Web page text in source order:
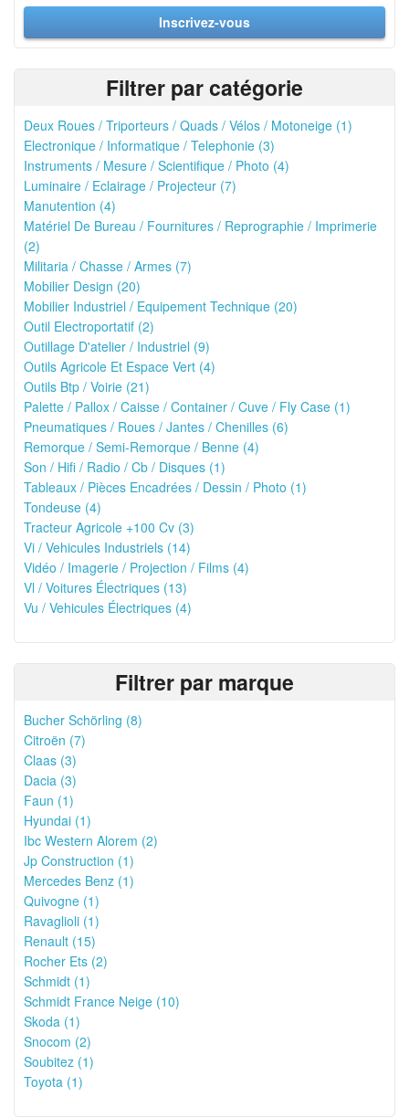
Inscrivez-vous
Filtrer par catégorie
Deux Roues / Triporteurs / Quads / Vélos / Motoneige (1)
Electronique / Informatique / Telephonie (3)
Instruments / Mesure / Scientifique / Photo (4)
Luminaire / Eclairage / Projecteur (7)
Manutention (4)
Matériel De Bureau / Fournitures / Reprographie / Imprimerie
(2)
Militaria / Chasse / Armes (7)
Mobilier Design (20)
Mobilier Industriel / Equipement Technique (20)
Outil Electroportatif (2)
Outillage D'atelier / Industriel (9)
Outils Agricole Et Espace Vert (4)
Outils Btp / Voirie (21)
Palette / Pallox / Caisse / Container / Cuve / Fly Case (1)
Pneumatiques / Roues / Jantes / Chenilles (6)
Remorque / Semi-Remorque / Benne (4)
Son / Hifi / Radio / Cb / Disques (1)
Tableaux / Pièces Encadrées / Dessin / Photo (1)
Tondeuse (4)
Tracteur Agricole +100 Cv (3)
Vi / Vehicules Industriels (14)
Vidéo / Imagerie / Projection / Films (4)
Vl / Voitures Électriques (13)
Vu / Vehicules Électriques (4)
Filtrer par marque
Bucher Schörling (8)
Citroën (7)
Claas (3)
Dacia (3)
Faun (1)
Hyundai (1)
Ibc Western Alorem (2)
Jp Construction (1)
Mercedes Benz (1)
Quivogne (1)
Ravaglioli (1)
Renault (15)
Rocher Ets (2)
Schmidt (1)
Schmidt France Neige (10)
Skoda (1)
Snocom (2)
Soubitez (1)
Toyota (1)